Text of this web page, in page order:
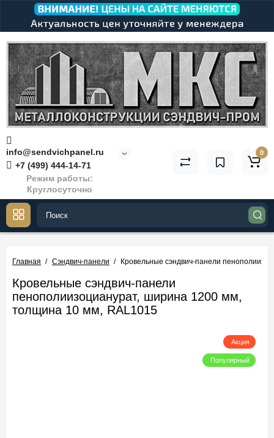
info@sendvichpanel.ru
+7 (499) 444-14-71
Режим работы:
Круглосуточно
0
Главная Сэндвич-панели Кровельные сэндвич-панели
Кровельные сэндвич-панели
пенополиизоцианурат, ширина 1200 мм,
толщина 10 мм, RAL1015
Акция
Популярный